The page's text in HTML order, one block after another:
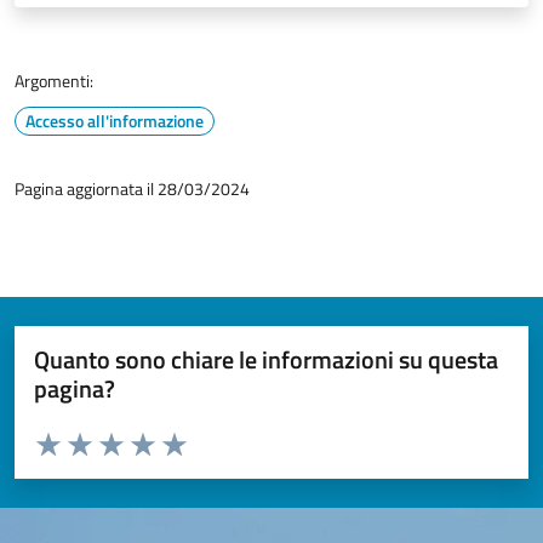
Argomenti:
Accesso all'informazione
Pagina aggiornata il 28/03/2024
Quanto sono chiare le informazioni su questa
pagina?
Valuta da 1 a 5 stelle la pagina
Valuta 5 stelle su 5
Valuta 4 stelle su 5
Valuta 3 stelle su 5
Valuta 2 stelle su 5
Valuta 1 stelle su 5